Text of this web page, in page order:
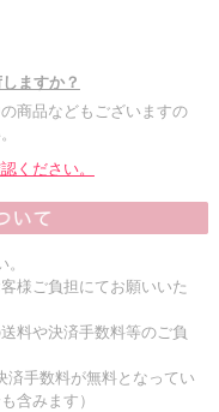
ますか？
商品などもございますの
ください。
様ご負担にてお願いいた
料や決済手数料等のご負
済手数料が無料となってい
含みます）